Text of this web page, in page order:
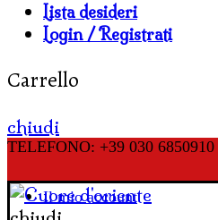
Lista desideri
Login / Registrati
Carrello
chiudi
TELEFONO: +39 030 6850910
Il mio account